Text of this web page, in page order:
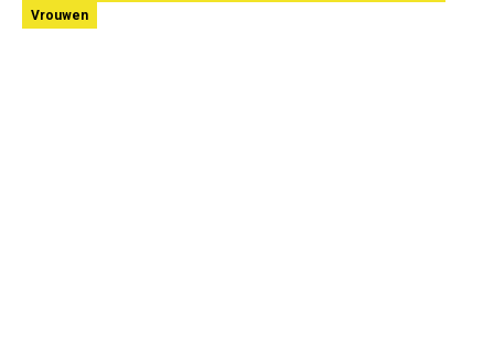
Vrouwen